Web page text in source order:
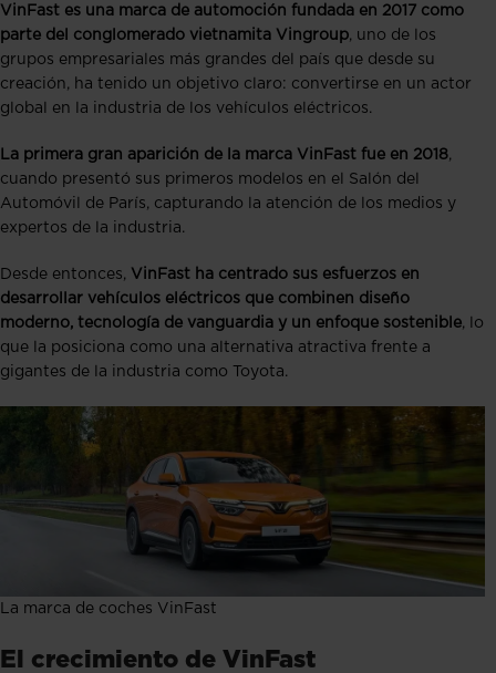
VinFast es una marca de automoción fundada en 2017 como
parte del conglomerado vietnamita Vingroup, uno de los
grupos empresariales más grandes del país que desde su
creación, ha tenido un objetivo claro: convertirse en un actor
global en la industria de los vehículos eléctricos.
La primera gran aparición de la marca VinFast fue en 2018,
cuando presentó sus primeros modelos en el Salón del
Automóvil de París, capturando la atención de los medios y
expertos de la industria.
Desde entonces, VinFast ha centrado sus esfuerzos en
desarrollar vehículos eléctricos que combinen diseño
moderno, tecnología de vanguardia y un enfoque sostenible, lo
que la posiciona como una alternativa atractiva frente a
gigantes de la industria como Toyota.
La marca de coches VinFast
El crecimiento de VinFast